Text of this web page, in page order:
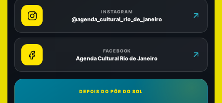
INSTAGRAM
@agenda_cultural_rio_de_janeiro
FACEBOOK
Agenda Cultural Rio de Janeiro
DEPOIS DO PÔR DO SOL